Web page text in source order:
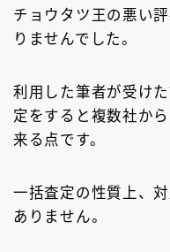
チョウタツ王の悪い
りませんでした。
利用した筆者が受け
定をすると複数社か
来る点です。
一括査定の性質上、
ありません。